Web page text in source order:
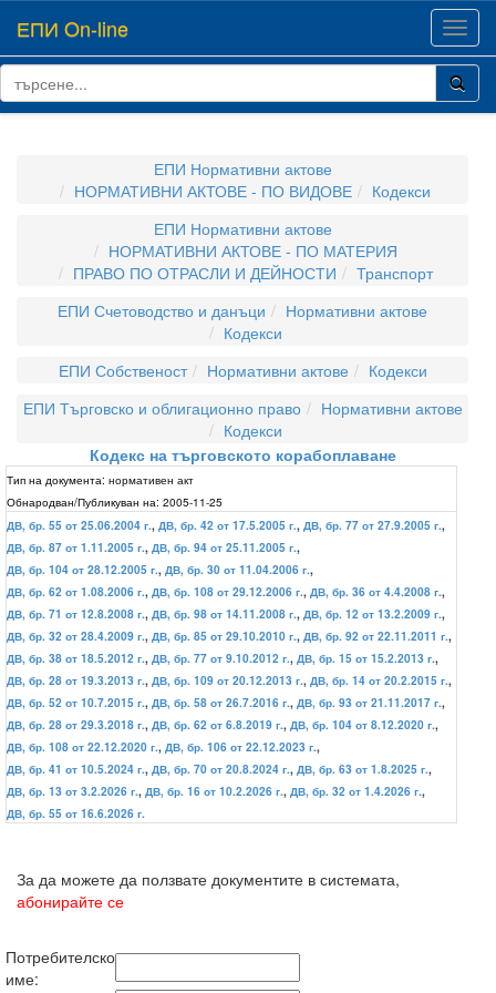
ЕПИ On-line
ЕПИ Нормативни актове
НОРМАТИВНИ АКТОВЕ - ПО ВИДОВЕ
Кодекси
ЕПИ Нормативни актове
НОРМАТИВНИ АКТОВЕ - ПО МАТЕРИЯ
ПРАВО ПО ОТРАСЛИ И ДЕЙНОСТИ
Транспорт
ЕПИ Счетоводство и данъци
Нормативни актове
Кодекси
ЕПИ Собственост
Нормативни актове
Кодекси
ЕПИ Търговско и облигационно право
Нормативни актове
Кодекси
Кодекс на търговското корабоплаване
Тип на документа: нормативен акт
Обнародван/Публикуван на: 2005-11-25
ДВ, бр. 55 от 25.06.2004 г., ДВ, бр. 42 от 17.5.2005 г., ДВ, бр. 77 от 27.9.2005 г.,
ДВ, бр. 87 от 1.11.2005 г., ДВ, бр. 94 от 25.11.2005 г.,
ДВ, бр. 104 от 28.12.2005 г., ДВ, бр. 30 от 11.04.2006 г.,
ДВ, бр. 62 от 1.08.2006 г., ДВ, бр. 108 от 29.12.2006 г., ДВ, бр. 36 от 4.4.2008 г.,
ДВ, бр. 71 от 12.8.2008 г., ДВ, бр. 98 от 14.11.2008 г., ДВ, бр. 12 от 13.2.2009 г.,
ДВ, бр. 32 от 28.4.2009 г., ДВ, бр. 85 от 29.10.2010 г., ДВ, бр. 92 от 22.11.2011 г.,
ДВ, бр. 38 от 18.5.2012 г., ДВ, бр. 77 от 9.10.2012 г., ДВ, бр. 15 от 15.2.2013 г.,
ДВ, бр. 28 от 19.3.2013 г., ДВ, бр. 109 от 20.12.2013 г., ДВ, бр. 14 от 20.2.2015 г.,
ДВ, бр. 52 от 10.7.2015 г., ДВ, бр. 58 от 26.7.2016 г., ДВ, бр. 93 от 21.11.2017 г.,
ДВ, бр. 28 от 29.3.2018 г., ДВ, бр. 62 от 6.8.2019 г., ДВ, бр. 104 от 8.12.2020 г.,
ДВ, бр. 108 от 22.12.2020 г., ДВ, бр. 106 от 22.12.2023 г.,
ДВ, бр. 41 от 10.5.2024 г., ДВ, бр. 70 от 20.8.2024 г., ДВ, бр. 63 от 1.8.2025 г.,
ДВ, бр. 13 от 3.2.2026 г., ДВ, бр. 16 от 10.2.2026 г., ДВ, бр. 32 от 1.4.2026 г.,
ДВ, бр. 55 от 16.6.2026 г.
За да можете да ползвате документите в системата,
абонирайте се
Потребителско
име: